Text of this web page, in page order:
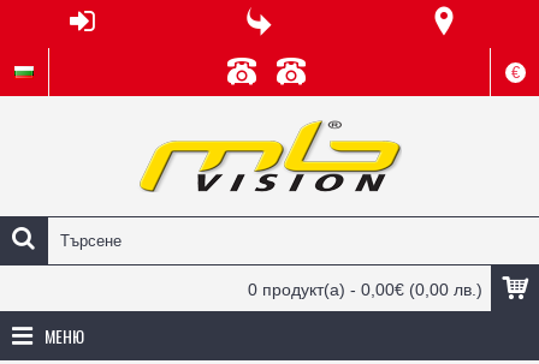
€
0 продукт(а) - 0,00€ (0,00 лв.)
МЕНЮ